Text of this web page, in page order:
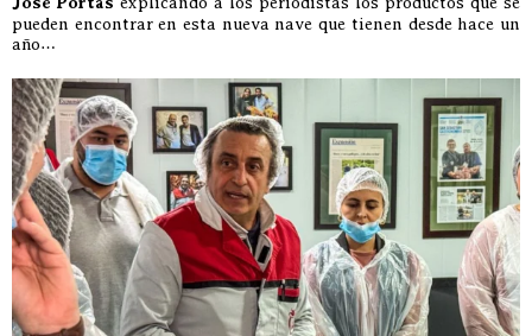
pueden encontrar en esta nueva nave que tienen desde hace un
año…